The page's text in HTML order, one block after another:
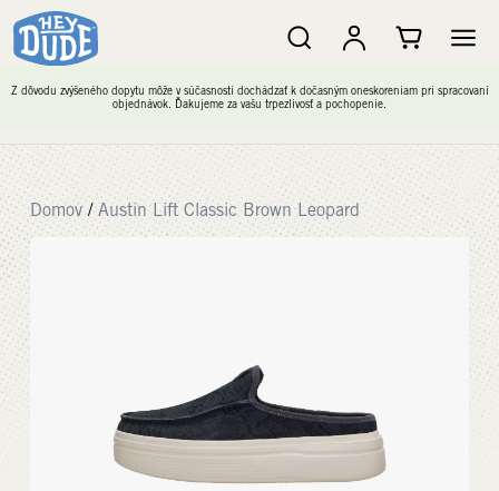
Z dôvodu zvýšeného dopytu môže v súčasnosti dochádzať k dočasným oneskoreniam pri spracovaní
objednávok. Ďakujeme za vašu trpezlivosť a pochopenie.
Domov / Austin Lift Classic Brown Leopard